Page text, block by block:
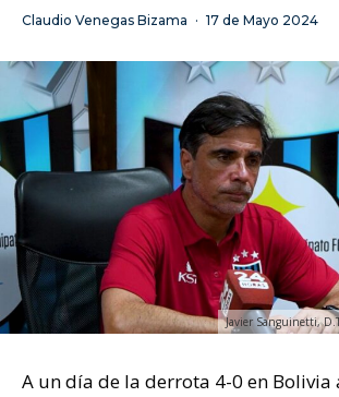
Claudio Venegas Bizama · 17 de Mayo 2024
Javier Sanguinetti,
A un día de la derrota 4-0 en Bolivia